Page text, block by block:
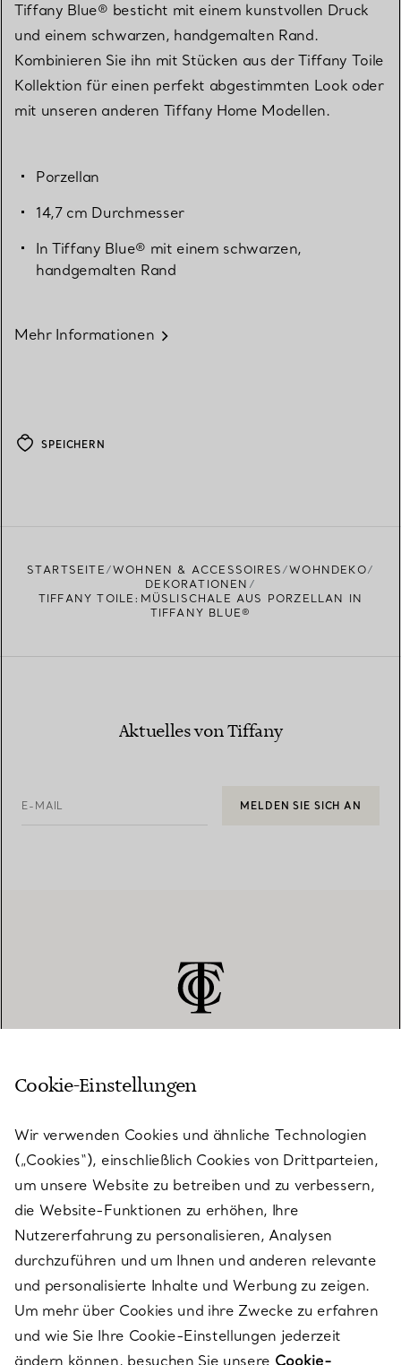
Tiffany Blue® besticht mit einem kunstvollen Druck
und einem schwarzen, handgemalten Rand.
Kombinieren Sie ihn mit Stücken aus der Tiffany Toile
Kollektion für einen perfekt abgestimmten Look oder
mit unseren anderen Tiffany Home Modellen.
Porzellan
14,7 cm Durchmesser
In Tiffany Blue® mit einem schwarzen,
handgemalten Rand
Mehr Informationen
SPEICHERN
STARTSEITE WOHNEN & ACCESSOIRES
WOHNDEKO
DEKORATIONEN
TIFFANY TOILE:MÜSLISCHALE AUS PORZELLAN IN
TIFFANY BLUE®
Aktuelles von Tiffany
E-MAIL MELDEN SIE SICH AN
KUNDENSERVICE
SERVICES
ÜBER TIFFANY & CO.
RECHTLICHE HINWEISE
Cookie-Einstellungen
Wir verwenden Cookies und ähnliche Technologien
(„Cookies“), einschließlich Cookies von Drittparteien,
um unsere Website zu betreiben und zu verbessern,
die Website-Funktionen zu erhöhen, Ihre
Nutzererfahrung zu personalisieren, Analysen
durchzuführen und um Ihnen und anderen relevante
und personalisierte Inhalte und Werbung zu zeigen.
Um mehr über Cookies und ihre Zwecke zu erfahren
und wie Sie Ihre Cookie-Einstellungen jederzeit
ändern können, besuchen Sie unsere Cookie-